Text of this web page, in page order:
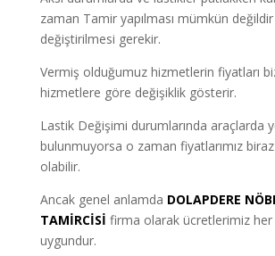
zaman Tamir yapılması mümkün
değiştirilmesi gerekir.
Vermiş olduğumuz hizmetlerin fiyatları
hizmetlere göre değişiklik gösterir.
Lastik Değişimi durumlarında araçlarda
bulunmuyorsa o zaman fiyatlarımız
olabilir.
Ancak genel anlamda DOLAPDERE
TAMİRCİSİ firma olarak ücretlerimiz her
uygundur.